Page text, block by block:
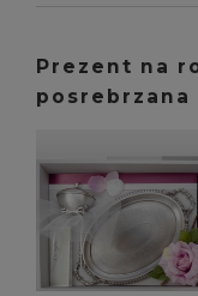
Prezent na